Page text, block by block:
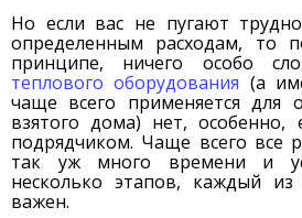
Но если вас не пугают
определенным расходам, то
принципе, ничего особо
теплового оборудования (а
чаще всего применяется для
взятого дома) нет, особенно,
подрядчиком. Чаще всего все
так уж много времени и
несколько этапов, каждый
важен.